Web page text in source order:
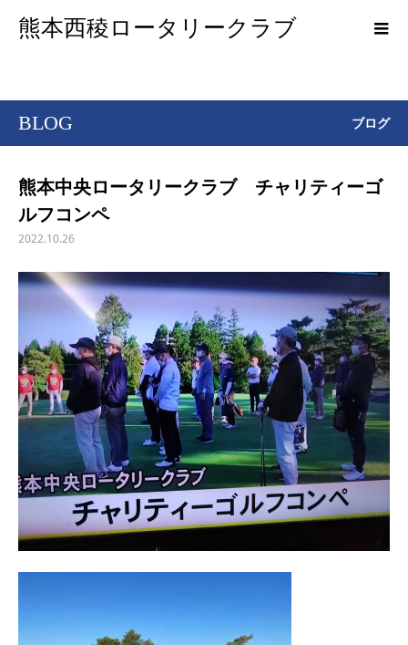
熊本西稜ロータリークラブ
BLOG ブログ
熊本中央ロータリークラブ チャリティーゴ
ルフコンペ
2022.10.26